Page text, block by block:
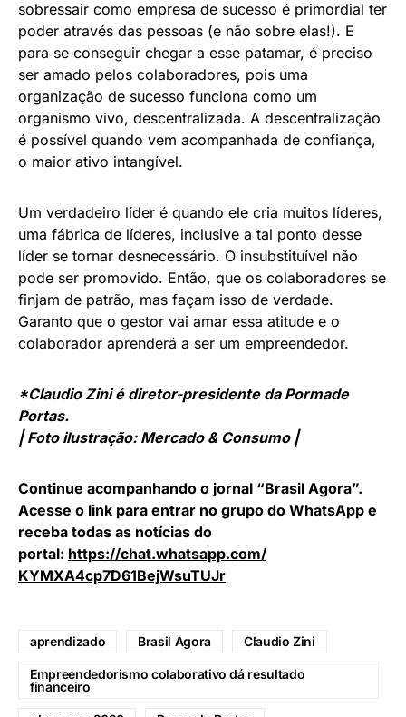
sobressair como empresa de sucesso é primordial ter
poder através das pessoas (e não sobre elas!). E
para se conseguir chegar a esse patamar, é preciso
ser amado pelos colaboradores, pois uma
organização de sucesso funciona como um
organismo vivo, descentralizada. A descentralização
é possível quando vem acompanhada de confiança,
o maior ativo intangível.
Um verdadeiro líder é quando ele cria muitos líderes,
uma fábrica de líderes, inclusive a tal ponto desse
líder se tornar desnecessário. O insubstituível não
pode ser promovido. Então, que os colaboradores se
finjam de patrão, mas façam isso de verdade.
Garanto que o gestor vai amar essa atitude e o
colaborador aprenderá a ser um empreendedor.
*Claudio Zini é diretor-presidente da Pormade
Portas.
| Foto ilustração: Mercado & Consumo |
Continue acompanhando o jornal “Brasil Agora”.
Acesse o link para entrar no grupo do WhatsApp e
receba todas as notícias do
portal: https://chat.whatsapp.com/
KYMXA4cp7D61BejWsuTUJr
aprendizado Brasil Agora Claudio Zini
Empreendedorismo colaborativo dá resultado
financeiro